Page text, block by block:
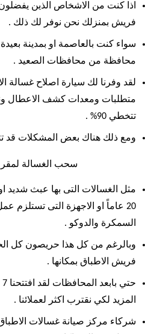
اذا كنت من الاشخاص الذين
فريش بمنزلك نحن نوفر لك ذلك .
سواء كنت بالعاصمة او بمدينة
محافظة من محافظات الصعيد .
لقد وفرنا لك سيارة اصلاح غسالة
متطلبات ومعدات كشف الاعطال
تتخطي 90% .
ومع ذلك هناك بعض المشكلات قد
سحب الغسالة لمقر
مثل الغسالات التى بها عبث شديد
20 عاماً او الاجهزة التى تستلزم
السمكرة والدوكو .
وبالرغم من كل هذا حريصون كل
فريش الاطباق بمكانها .
المزيد لكي نقترب اكثر لعملائنا .
شركاء مركز صيانة غسالات